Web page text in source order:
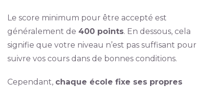
Le score minimum pour être accepté est
généralement de 400 points. En dessous, cela
signifie que votre niveau n’est pas suffisant pour
suivre vos cours dans de bonnes conditions.
Cependant, chaque école fixe ses propres